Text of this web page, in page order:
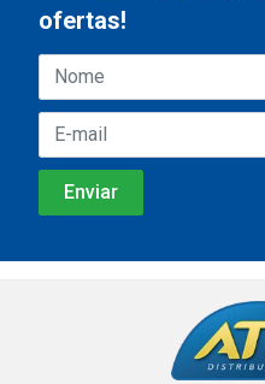
ofertas!